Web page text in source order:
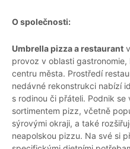
O společnosti:
Umbrella pizza a restaurant
provoz v oblasti
centru města. Prostředí
nedávné rekonstrukci nabízí
s rodinou či přáteli. Podnik se
sortimentem pizz, včetně
sýrovými okraji, a také
neapolskou pizzu. Na své si